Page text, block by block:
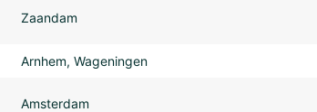
Zaandam
Arnhem, Wageningen
Amsterdam